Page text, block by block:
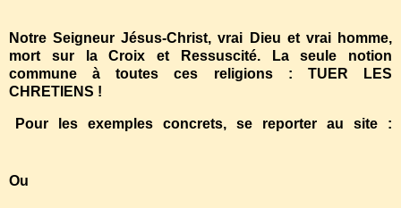
Notre Seigneur Jésus-Christ, vrai Dieu et vrai homme,
mort sur la Croix et Ressuscité. La seule notion
commune à toutes ces religions : TUER LES
CHRETIENS !
Pour les exemples concrets, se reporter au site :
Ou